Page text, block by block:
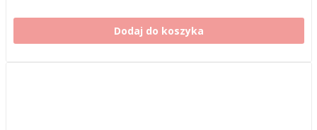
Dodaj do koszyka